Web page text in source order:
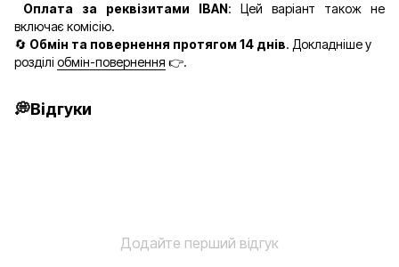
Оплата за реквізитами IBAN: Цей варіант також не
включає комісію.
🔄 Обмін та повернення протягом 14 днів. Докладніше у
розділі обмін-повернення 👉.
💭Відгуки
Додайте перший відгук